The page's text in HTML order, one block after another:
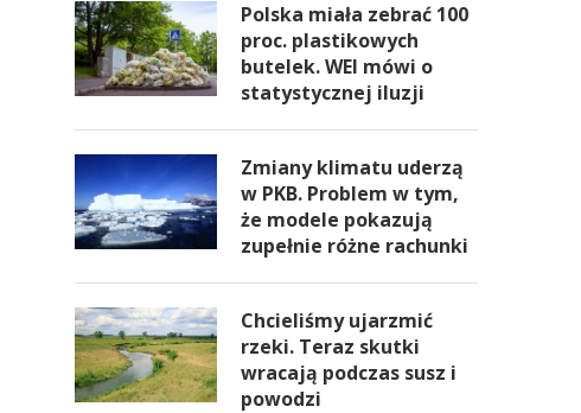
Polska miała zebrać 100
proc. plastikowych
butelek. WEI mówi o
statystycznej iluzji
Zmiany klimatu uderzą
w PKB. Problem w tym,
że modele pokazują
zupełnie różne rachunki
Chcieliśmy ujarzmić
rzeki. Teraz skutki
wracają podczas susz i
powodzi